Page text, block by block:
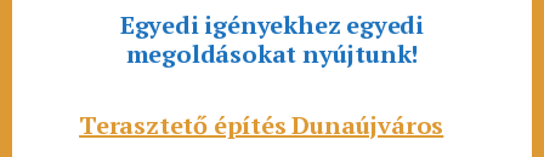
Egyedi igényekhez egyedi
megoldásokat nyújtunk!
Terasztető építés Dunaújváros